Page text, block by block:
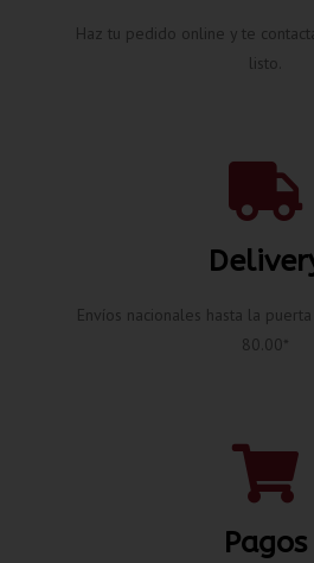
Haz tu pedido online y te
listo.
Envíos nacionales hasta la
80.00*
Pagos